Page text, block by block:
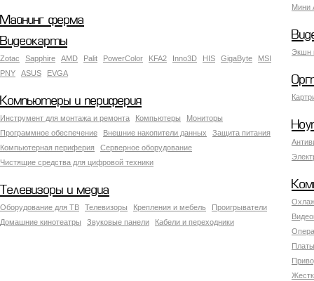
Мини
Майнинг ферма
Экшн
Видеокарты
Zotac Sapphire AMD Palit PowerColor KFA2 Inno3D HIS GigaByte
MSI
PNY
ASUS EVGA
Компьютеры и периферия
Инструмент для монтажа и ремонта Компьютеры
Мониторы
Программное обеспечение
Внешние накопители данных
Защита питания
Компьютерная периферия
Серверное оборудование
Чистящие средства для цифровой техники
Телевизоры и медиа
Оборудование для ТВ Телевизоры Крепления и мебель
Проигрыватели
Домашние кинотеатры
Звуковые панели Кабели и переходники